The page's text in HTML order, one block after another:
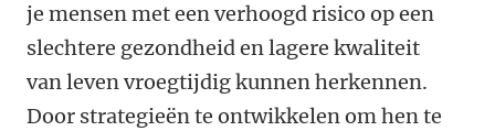
je mensen met een verhoogd risico op een
slechtere gezondheid en lagere kwaliteit
van leven vroegtijdig kunnen herkennen.
Door strategieën te ontwikkelen om hen te